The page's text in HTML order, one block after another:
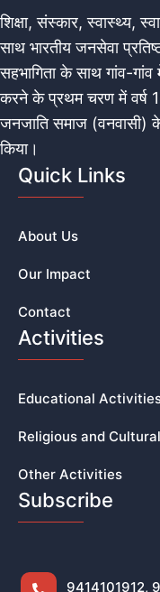
शिक्षा, संस्कार, स्वास्थ्य,
साथ भारतीय जनसेवा
सहभागिता के साथ गांव-गांव
करने के प्रथम चरण में वर्ष
जनजाति समाज (वनवासी)
किया।
Quick Links
About Us
Our Impact
Contact
Activities
Educational
Religious and
Other Activities
Subscribe
9414101912,